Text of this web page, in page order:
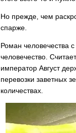
Но прежде, чем
спарже.
Роман человечества
человечество.
император Август
перевозки заветных
количествах.